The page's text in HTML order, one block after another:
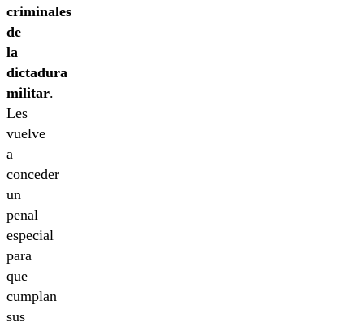
criminales
de
la
dictadura
militar.
Les
vuelve
a
conceder
un
penal
especial
para
que
cumplan
sus